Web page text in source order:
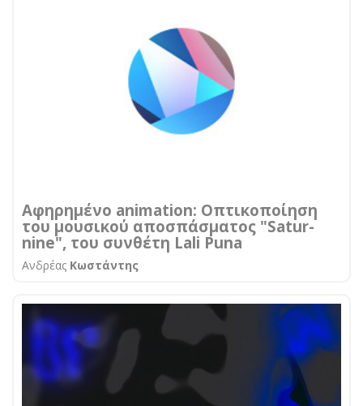
Αφηρημένο animation: Οπτικοποίηση
του μουσικού αποσπάσματος "Satur-
nine", του συνθέτη Lali Puna
Ανδρέας Κωστάντης